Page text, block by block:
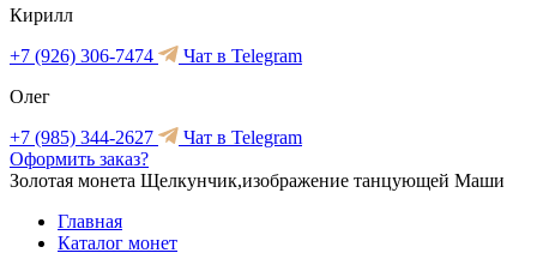
Кирилл
+7 (926) 306-7474
Чат в Telegram
Олег
+7 (985) 344-2627
Чат в Telegram
Оформить заказ?
Золотая монета Щелкунчик,изображение танцующей Маши
Главная
Каталог монет